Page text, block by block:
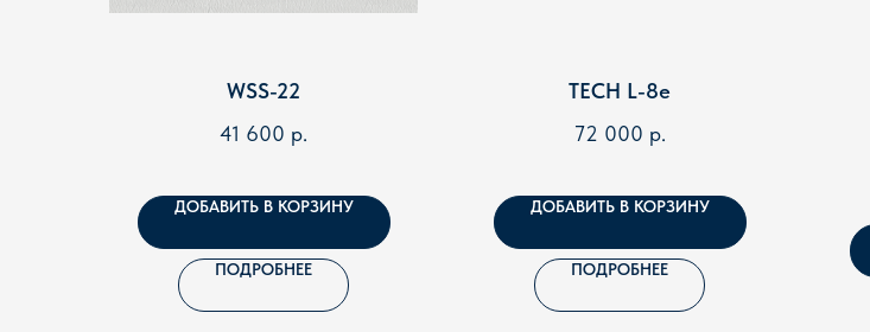
WSS-22
41 600 р.
ДОБАВИТЬ В КОРЗИНУ
ПОДРОБНЕЕ
TECH L-8e
72 000 р.
ДОБАВИТЬ В КОРЗИНУ
ПОДРОБНЕЕ